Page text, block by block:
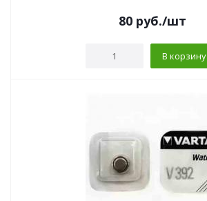
80руб./шт
В корзину